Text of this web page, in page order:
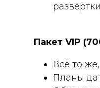
Пакет VIP
Всё то
Планы